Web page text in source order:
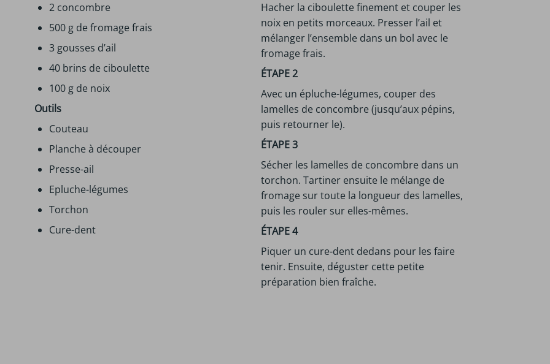
2 concombre
500 g de fromage frais
3 gousses d’ail
40 brins de ciboulette
100 g de noix
Outils
Couteau
Planche à découper
Presse-ail
Epluche-légumes
Torchon
Cure-dent
Hacher la ciboulette finement et couper les
noix en petits morceaux. Presser l’ail et
mélanger l’ensemble dans un bol avec le
fromage frais.
ÉTAPE 2
Avec un épluche-légumes, couper des
lamelles de concombre (jusqu’aux pépins,
puis retourner le).
ÉTAPE 3
Sécher les lamelles de concombre dans un
torchon. Tartiner ensuite le mélange de
fromage sur toute la longueur des lamelles,
puis les rouler sur elles-mêmes.
ÉTAPE 4
Piquer un cure-dent dedans pour les faire
tenir. Ensuite, déguster cette petite
préparation bien fraîche.